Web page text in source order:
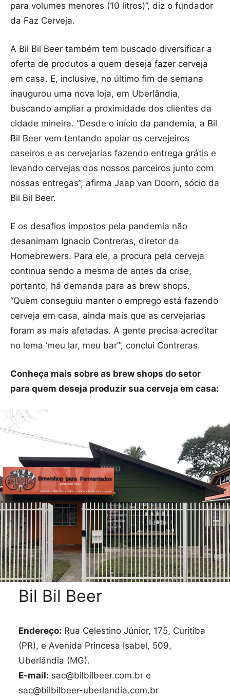
para volumes menores (10 litros)”, diz o fundador
da Faz Cerveja.
A Bil Bil Beer também tem buscado diversificar a
oferta de produtos a quem deseja fazer cerveja
em casa. E, inclusive, no último fim de semana
inaugurou uma nova loja, em Uberlândia,
buscando ampliar a proximidade dos clientes da
cidade mineira. “Desde o início da pandemia, a Bil
Bil Beer vem tentando apoiar os cervejeiros
caseiros e as cervejarias fazendo entrega grátis e
levando cervejas dos nossos parceiros junto com
nossas entregas”, afirma Jaap van Doorn, sócio da
Bil Bil Beer.
E os desafios impostos pela pandemia não
desanimam Ignacio Contreras, diretor da
Homebrewers. Para ele, a procura pela cerveja
continua sendo a mesma de antes da crise,
portanto, há demanda para as brew shops.
“Quem conseguiu manter o emprego está fazendo
cerveja em casa, ainda mais que as cervejarias
foram as mais afetadas. A gente precisa acreditar
no lema ‘meu lar, meu bar’”, conclui Contreras.
Conheça mais sobre as brew shops do setor
para quem deseja produzir sua cerveja em casa:
Bil Bil Beer
Endereço: Rua Celestino Júnior, 175, Curitiba
(PR), e Avenida Princesa Isabel, 509,
Uberlândia (MG).
E-mail: sac@bilbilbeer.com.br e
sac@bilbilbeer-uberlandia.com.br